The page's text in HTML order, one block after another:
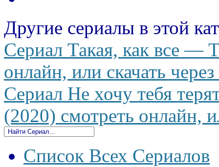
Другие сериалы в этой
Сериал Такая, как все —
онлайн, или скачать
Сериал Не хочу тебя
(2020) смотреть онлайн,
Список Всех Сериалов